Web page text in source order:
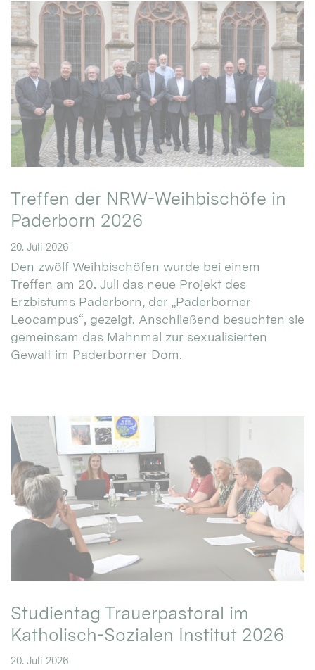
Treffen der NRW-Weihbischöfe in
Paderborn 2026
20. Juli 2026
Den zwölf Weihbischöfen wurde bei einem
Treffen am 20. Juli das neue Projekt des
Erzbistums Paderborn, der „Paderborner
Leocampus“, gezeigt. Anschließend besuchten sie
gemeinsam das Mahnmal zur sexualisierten
Gewalt im Paderborner Dom.
Studientag Trauerpastoral im
Katholisch-Sozialen Institut 2026
20. Juli 2026